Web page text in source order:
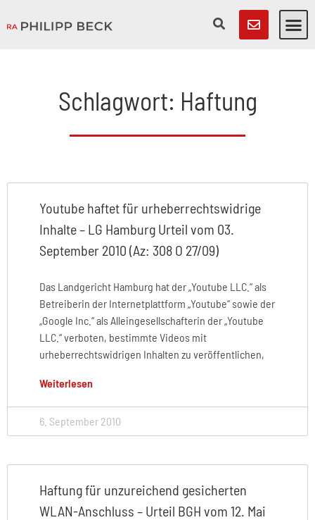
Schlagwort: Haftung
Youtube haftet für urheberrechtswidrige
Inhalte – LG Hamburg Urteil vom 03.
September 2010 (Az: 308 O 27/09)
Das Landgericht Hamburg hat der „Youtube LLC.“ als
Betreiberin der Internetplattform „Youtube“ sowie der
„Google Inc.“ als Alleingesellschafterin der „Youtube
LLC.“ verboten, bestimmte Videos mit
urheberrechtswidrigen Inhalten zu veröffentlichen,
Weiterlesen
6. September 2010
Haftung für unzureichend gesicherten
WLAN-Anschluss – Urteil BGH vom 12. Mai